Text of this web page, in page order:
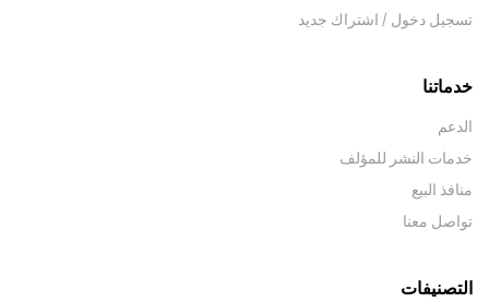
تسجيل دخول / اشتراك جديد
خدماتنا
الدعم
خدمات النشر للمؤلف
منافذ البيع
تواصل معنا
التصنيفات